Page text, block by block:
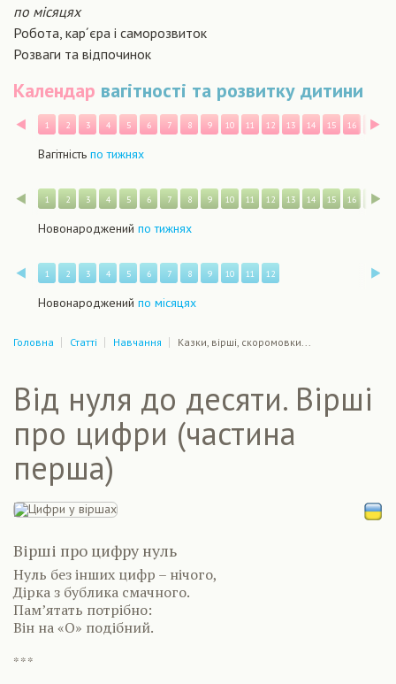
по місяцях
Робота, кар´єра і саморозвиток
Розваги та відпочинок
Календар вагітності та розвитку дитини
Назад
1 2 3 4 5 6 7 8 9 10 11 12 13 14 15 16 17
Вагітність по тижнях
Назад
1 2 3 4 5 6 7 8 9 10 11 12 13 14 15 16 17
Новонароджений по тижнях
Назад
1 2 3 4 5 6 7 8 9 10 11 12
Новонароджений по місяцях
Головна Статті Навчання Казки, вірші, скоромовки...
Від нуля до десяти. Вірші
про цифри (частина
перша)
Вірші про цифру нуль
Нуль без інших цифр – нічого,
Дірка з бублика смачного.
Пам’ятать потрібно:
Він на «О» подібний.
* * *